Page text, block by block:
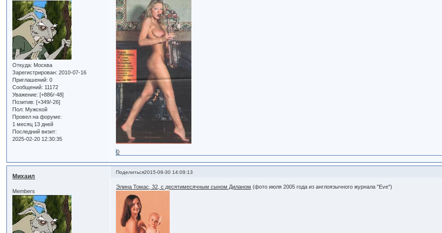
Откуда: Москва
Зарегистрирован: 2010-07-16
Приглашений: 0
Сообщений: 11172
Уважение: [+886/-48]
Позитив: [+349/-26]
Пол: Мужской
Провел на форуме:
1 месяц 13 дней
Последний визит:
2025-02-20 12:30:35
0
Поделиться2015-09-30 14:09:13
Михаил
Members
Элина Томас, 32, с десятимесячным сыном Диланом (фото июля 2005 года из англоязычного журнала "Eve")